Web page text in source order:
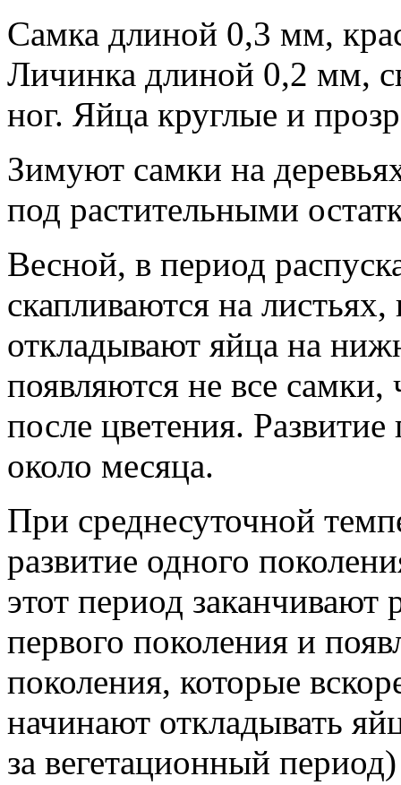
Самка длиной 0,3 мм,
Личинка длиной 0,2 мм,
ног. Яйца круглые и
Зимуют самки на
под растительными
Весной, в период
скапливаются на
откладывают яйца на
появляются не все
после цветения.
около месяца.
При среднесуточной
развитие одного
этот период
первого поколения и
поколения, которые
начинают откладывать
за вегетационный